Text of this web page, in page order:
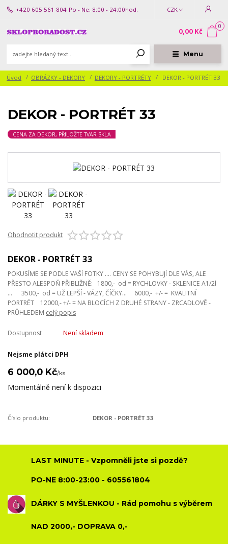
Menu
CZK
+420 605 561 804 Po - Ne: 8:00 - 24:00hod.
0
0,00 Kč
Úvod OBRÁZKY - DEKORY DEKORY - PORTRÉTY DEKOR - PORTRÉT 33
DEKOR - PORTRÉT 33
CENA ZA DEKOR, PŘILOŽTE TVAR SKLA
Ohodnotit produkt
DEKOR - PORTRÉT 33
POKUSÍME SE PODLE VAŠÍ FOTKY .... CENY SE POHYBUJÍ DLE VÁS, ALE
PŘESTO ALESPOŇ PŘIBLIŽNĚ: 1800,- od = RYCHLOVKY - SKLENICE A1/2l
... 3500,- od = UŽ LEPŠÍ - VÁZY, ČÍČKY... 6000,- +/- = KVALITNÍ
PORTRÉT 12000,- +/- = NA BLOCÍCH Z DRUHÉ STRANY - ZRCADLOVĚ -
PRŮHLEDEM celý popis
Dostupnost Není skladem
Nejsme plátci DPH
6 000,0 Kč/ks
Momentálně není k dispozici
Číslo produktu: DEKOR - PORTRÉT 33
LAST MINUTE - Vzpomněli jste si pozdě?
PO-NE 8:00-23:00 - 605561804
DÁRKY S MYŠLENKOU - Rád pomohu s výběrem
NAD 2000,- DOPRAVA 0,-